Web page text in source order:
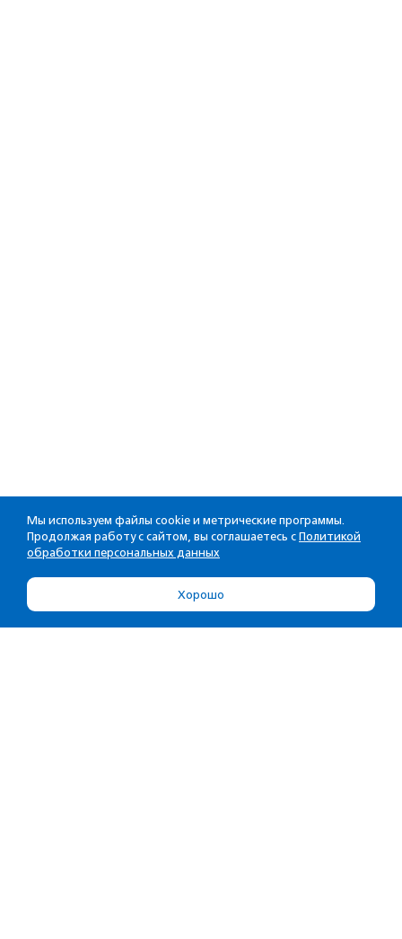
Мы используем файлы cookie и метрические программы.
Продолжая работу с сайтом, вы соглашаетесь с Политикой
обработки персональных данных
Хорошо